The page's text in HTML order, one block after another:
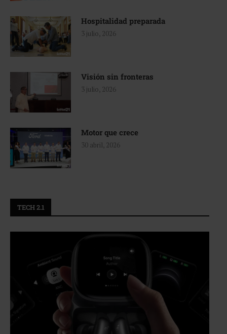
Hospitalidad preparada
3 julio, 2026
Visión sin fronteras
3 julio, 2026
Motor que crece
30 abril, 2026
TECH 2.1